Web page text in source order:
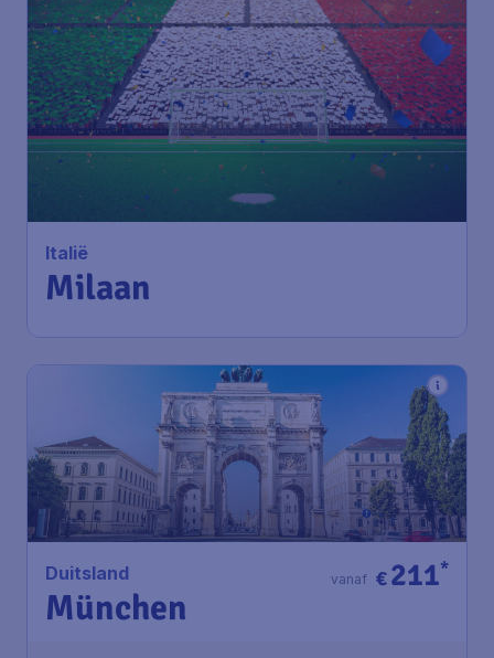
Italië
Milaan
€95*
vanaf
Airport Schiphol
Malpensa
Duitsland
München
€211*
vanaf